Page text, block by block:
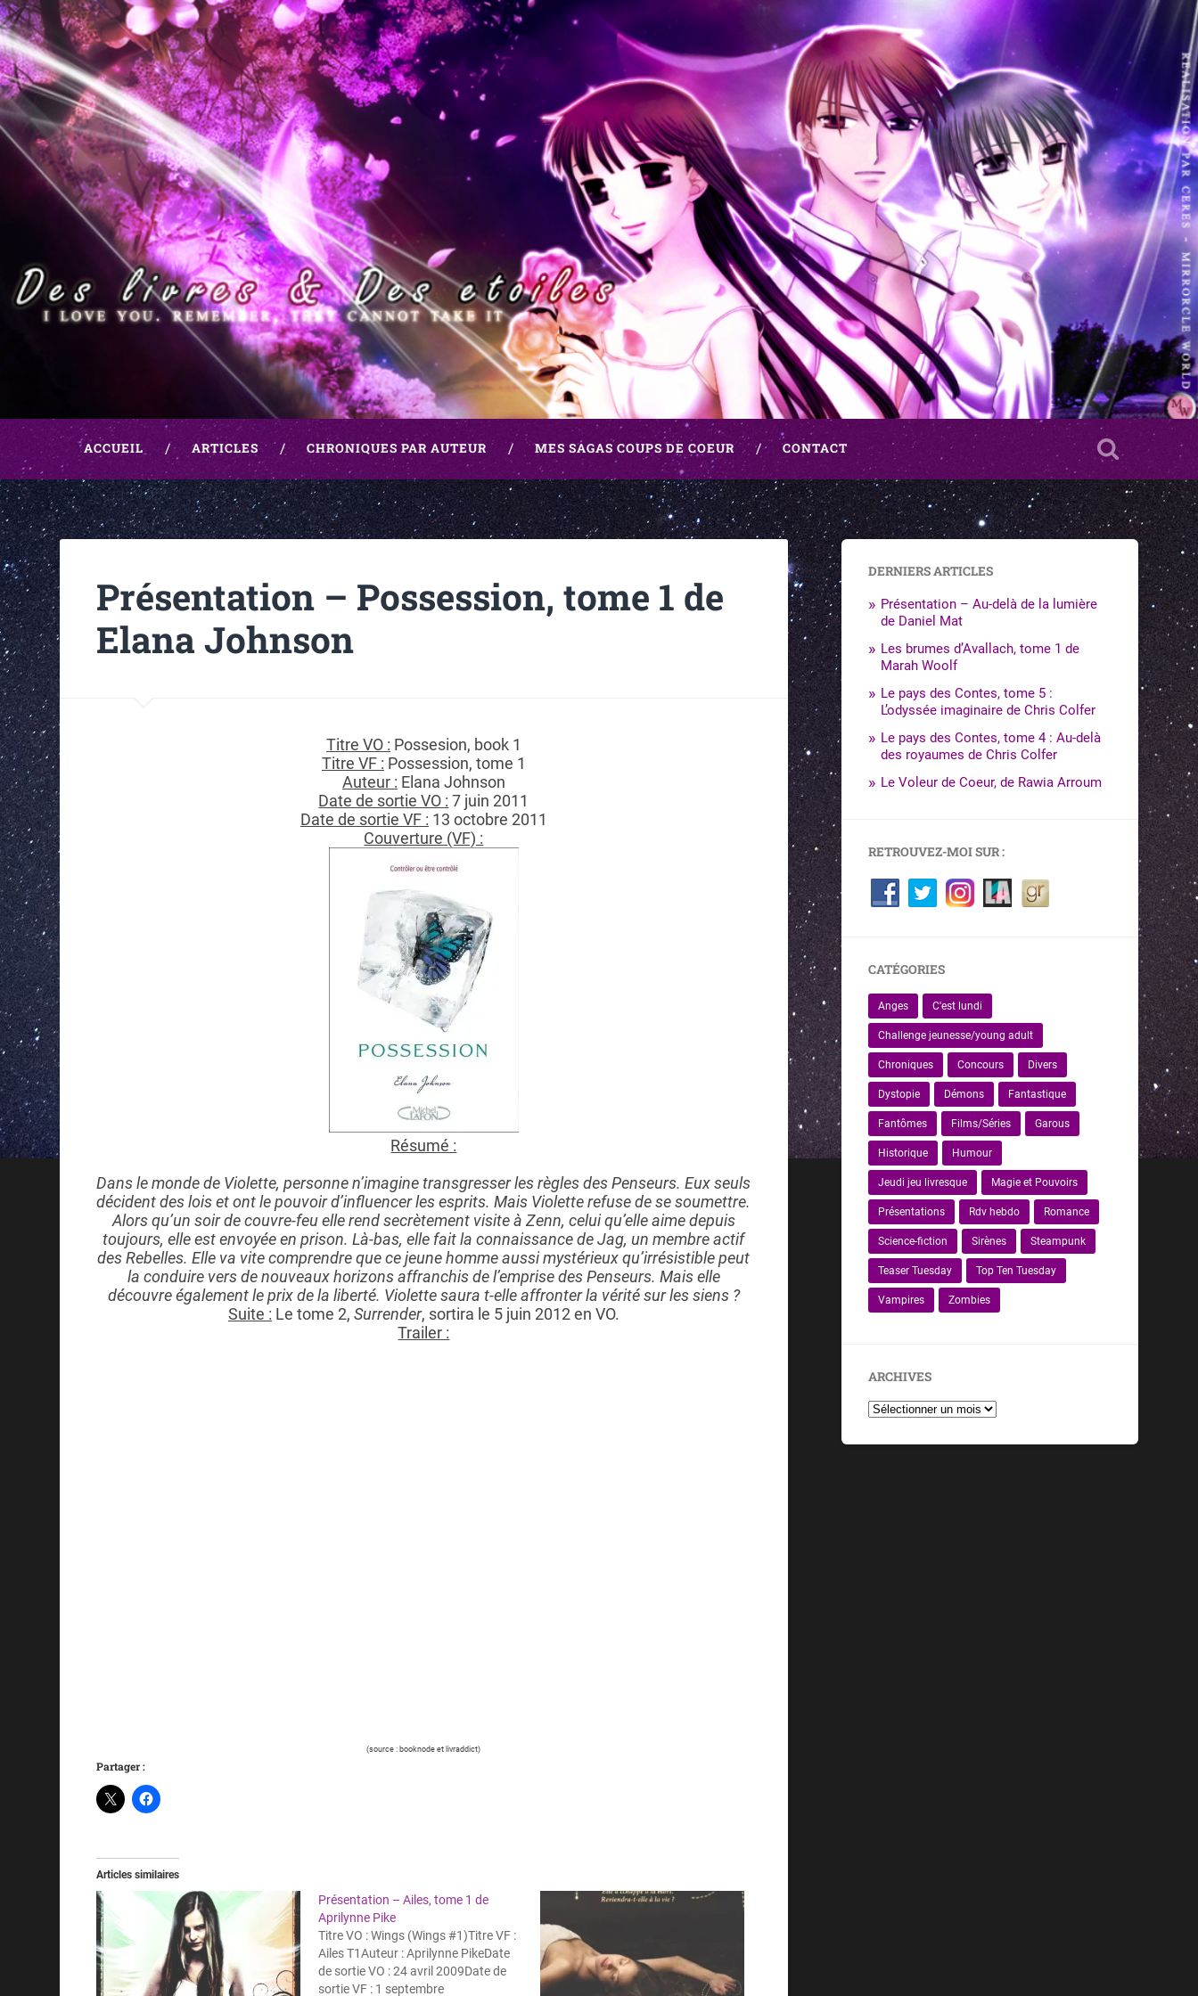
ACCUEIL ARTICLES CHRONIQUES PAR AUTEUR MES SAGAS COUPS DE COEUR CONTACT
Présentation – Possession, tome 1 de
Elana Johnson
Titre VO : Possesion, book 1
Titre VF : Possession, tome 1
Auteur : Elana Johnson
Date de sortie VO : 7 juin 2011
Date de sortie VF : 13 octobre 2011
Couverture (VF) :
Résumé :
Dans le monde de Violette, personne n’imagine transgresser les règles des Penseurs. Eux seuls
décident des lois et ont le pouvoir d’influencer les esprits. Mais Violette refuse de se soumettre.
Alors qu’un soir de couvre-feu elle rend secrètement visite à Zenn, celui qu’elle aime depuis
toujours, elle est envoyée en prison. Là-bas, elle fait la connaissance de Jag, un membre actif
des Rebelles. Elle va vite comprendre que ce jeune homme aussi mystérieux qu’irrésistible peut
la conduire vers de nouveaux horizons affranchis de l’emprise des Penseurs. Mais elle
découvre également le prix de la liberté. Violette saura t-elle affronter la vérité sur les siens ?
Suite : Le tome 2, Surrender, sortira le 5 juin 2012 en VO.
Trailer :
(source : booknode et livraddict)
Partager :
Articles similaires
Présentation – Ailes, tome 1 de
Aprilynne Pike
Titre VO : Wings (Wings #1)Titre VF :
Ailes T1Auteur : Aprilynne PikeDate
de sortie VO : 24 avril 2009Date de
sortie VF : 1 septembre
DERNIERS ARTICLES
Présentation – Au-delà de la lumière
de Daniel Mat
Les brumes d’Avallach, tome 1 de
Marah Woolf
Le pays des Contes, tome 5 :
L’odyssée imaginaire de Chris Colfer
Le pays des Contes, tome 4 : Au-delà
des royaumes de Chris Colfer
Le Voleur de Coeur, de Rawia Arroum
RETROUVEZ-MOI SUR :
CATÉGORIES
Anges C'est lundi
Challenge jeunesse/young adult
Chroniques Concours Divers
Dystopie Démons Fantastique
Fantômes Films/Séries Garous
Historique Humour
Jeudi jeu livresque Magie et Pouvoirs
Présentations Rdv hebdo Romance
Science-fiction Sirènes Steampunk
Teaser Tuesday Top Ten Tuesday
Vampires Zombies
ARCHIVES